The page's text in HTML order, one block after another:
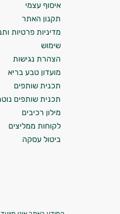
איסוף עצמי
תקנון האתר
מדיניות פרטיות
שימוש
הצהרת נגישות
מועדון טבע בריא
תכנית שותפים
תכנית שותפים
מילון רכיבים
לקוחות ממליצים
ביטול עסקה
ולמצב הגופני שלך,
עובדים יחד כדי
המטרה שלי היא
אישיות מבוססות מדעית.
זה הזמן להתחיל. איך